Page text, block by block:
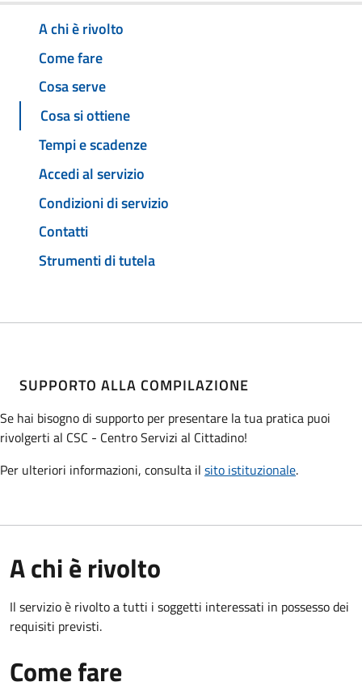
A chi è rivolto
Come fare
Cosa serve
Cosa si ottiene
Tempi e scadenze
Accedi al servizio
Condizioni di servizio
Contatti
Strumenti di tutela
SUPPORTO ALLA COMPILAZIONE
Se hai bisogno di supporto per presentare la tua pratica puoi
rivolgerti al CSC - Centro Servizi al Cittadino!
Per ulteriori informazioni, consulta il sito istituzionale.
A chi è rivolto
Il servizio è rivolto a tutti i soggetti interessati in possesso dei
requisiti previsti.
Come fare